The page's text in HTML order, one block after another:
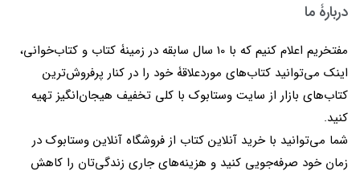
دربارۀ ما
مفتخریم اعلام کنیم که با 10 سال سابقه در زمینۀ کتاب و کتاب‌خوانی،
اینک می‌توانید کتاب‌های موردعلاقۀ خود را در کنار پرفروش‌ترین
کتاب‌های بازار از سایت وستابوک با کلی تخفیف هیجان‌انگیز تهیه
کنید.
شما می‌توانید با خرید آنلاین کتاب از فروشگاه آنلاین وستابوک در
زمان خود صرفه‌جویی کنید و هزینه‌های جاری زندگی‌تان را کاهش